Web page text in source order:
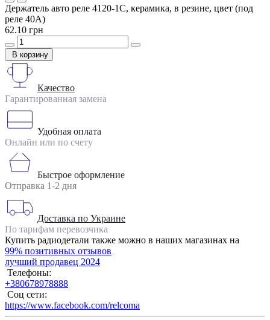
Держатель авто реле 4120-1С, керамика, в резине, цвет (под
реле 40А)
62.10 грн
В корзину
Качество
Гарантированная замена
Удобная оплата
Онлайн или по счету
Быстрое оформление
Отправка 1-2 дня
Доставка по Украине
По тарифам перевозчика
Купить радиодетали также можно в наших магазинах на
99% позитивных отзывов
лучший продавец 2024
Телефоны:
+380678978888
Соц сети:
https://www.facebook.com/relcoma